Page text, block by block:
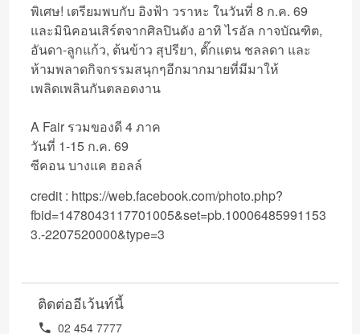
พิเศษ! เตรียมพบกับ อิงฟ้า วราหะ ในวันที่ 8 ก.ค. 69
และมินิคอนเสิร์ตจากศิลปินดัง อาทิ ไรอัล กาจบัณฑิต,
อันดา-ลูกแก้ว, ต้นข้าว สุปรียา, ตั๊กแตน ชลลดา และ
ห้ามพลาดกิจกรรมสนุกๆอีกมากมายที่มีมาให้
เพลิดเพลินกันตลอดงาน
A Fair รวมของดี 4 ภาค
วันที่ 1-15 ก.ค. 69
ซีคอน บางแค ฮอลล์
credit : https://web.facebook.com/photo.php?
fbid=1478043117701005&set=pb.10006485991153
3.-2207520000&type=3
ติดต่ออีเว้นท์นี้
02 454 7777